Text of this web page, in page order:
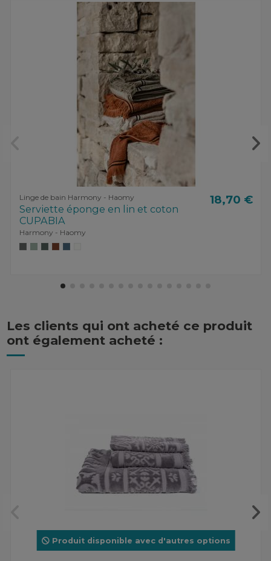
Linge de bain Harmony - Haomy
Serviette éponge en lin et coton
CUPABIA
Harmony - Haomy
18,70 €
Les clients qui ont acheté ce produit
ont également acheté :
Produit disponible avec d'autres options